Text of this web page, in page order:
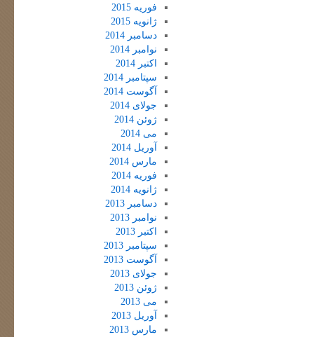
فوریه 2015
ژانویه 2015
دسامبر 2014
نوامبر 2014
اکتبر 2014
سپتامبر 2014
آگوست 2014
جولای 2014
ژوئن 2014
می 2014
آوریل 2014
مارس 2014
فوریه 2014
ژانویه 2014
دسامبر 2013
نوامبر 2013
اکتبر 2013
سپتامبر 2013
آگوست 2013
جولای 2013
ژوئن 2013
می 2013
آوریل 2013
مارس 2013